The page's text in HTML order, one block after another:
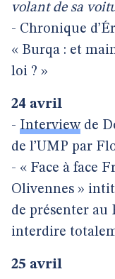
volant de sa
- Chronique
« Burqa : et
loi ? »
24 avril
- Interviewde
de l’UMP par
- « Face à face
Olivennes »
de présenter au
interdire
25 avril